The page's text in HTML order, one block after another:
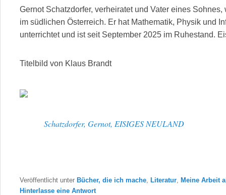
Gernot Schatzdorfer, verheiratet und Vater eines
im südlichen Österreich. Er hat Mathematik, Physik und
unterrichtet und ist seit September 2025 im Ruhestand.
Titelbild von Klaus Brandt
Schatzdorfer, Gernot, EISIGES NEULAND
Veröffentlicht unter Bücher, die ich mache Literatur Meine Arbeit
Hinterlasse eine Antwort